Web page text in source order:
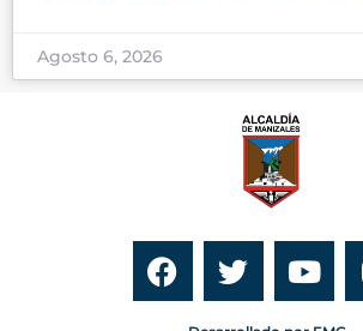
Agosto 6, 2026